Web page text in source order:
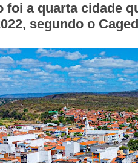
foi a quarta cidade
segundo o Caged